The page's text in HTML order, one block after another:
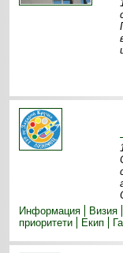
Информация
Визия
приоритети
Екип